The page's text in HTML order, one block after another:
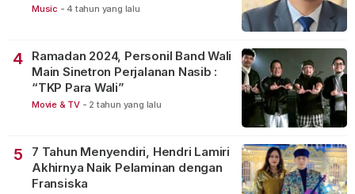
Music - 4 tahun yang lalu
4
Ramadan 2024, Personil Band Wali
Main Sinetron Perjalanan Nasib :
“TKP Para Wali”
Movie & TV - 2 tahun yang lalu
5
7 Tahun Menyendiri, Hendri Lamiri
Akhirnya Naik Pelaminan dengan
Fransiska